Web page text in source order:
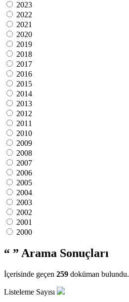
2023
2022
2021
2020
2019
2018
2017
2016
2015
2014
2013
2012
2011
2010
2009
2008
2007
2006
2005
2004
2003
2002
2001
2000
“ ” Arama Sonuçları
İçerisinde geçen 259 doküman bulundu.
Listeleme Sayısı